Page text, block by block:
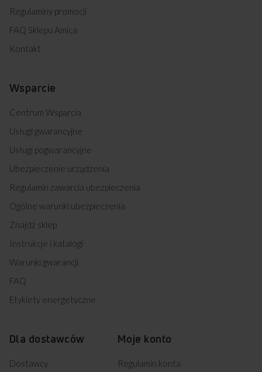
Regulaminy promocji
FAQ Sklepu Amica
Kontakt
Wsparcie
Centrum Wsparcia
Usługi gwarancyjne
Usługi pogwarancyjne
Ubezpieczenie urządzenia
Regulamin zawarcia ubezpieczenia
Ogólne warunki ubezpieczenia
Znajdź sklep
Instrukcje i katalogi
Warunki gwarancji
FAQ
Etykiety energetyczne
Dla dostawców
Dostawcy
Moje konto
Regulamin konta